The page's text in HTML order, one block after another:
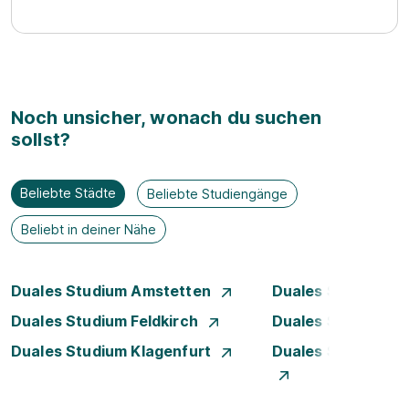
Noch unsicher, wonach du suchen
sollst?
Beliebte Städte Beliebte Studiengänge
Beliebt in deiner Nähe
Duales Studium Amstetten
Duales Studium
Duales Studium Feldkirch
Duales Studium
Duales Studium Klagenfurt
Duales Studium